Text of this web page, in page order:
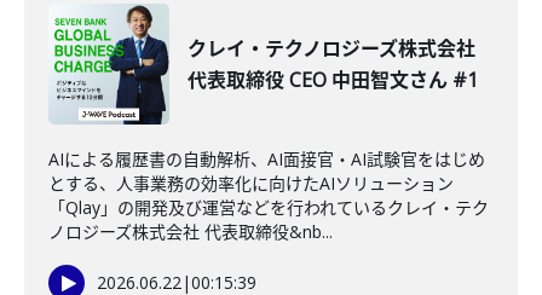
クレイ・テクノロジーズ株式会社
代表取締役 CEO 中田智文さん #1
AIによる履歴書の自動解析、AI面接官・AI試験官をはじめ
とする、人事業務の効率化に向けたAIソリューション
「Qlay」の開発及び運営などを行われているクレイ・テク
ノロジーズ株式会社 代表取締役&nb...
2026.06.22|00:15:39